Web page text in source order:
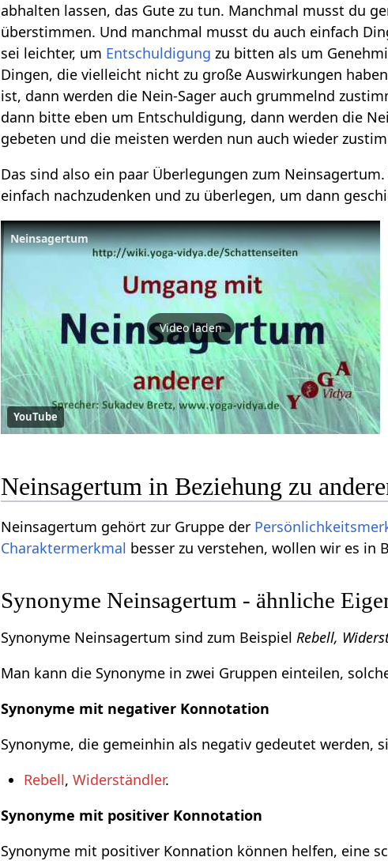
abhalten lassen, das Gute zu tun. Manchmal musst du
überstimmen. Und manchmal musst du auch einfach
sei leichter, um Entschuldigung zu bitten als um
Dingen, die vielleicht nicht zu große Auswirkungen
ist, dann werden die Nein-Sager auch grummelnd
dann bitte eben um Entschuldigung, dann werden die
gebeten und die meisten werden nun auch wieder
Das sind also ein paar Überlegungen zum
einfach nachzudenken und zu überlegen, um dann
Neinsagertum
Video laden
YouTube
Neinsagertum in Beziehung zu
Neinsagertum gehört zur Gruppe der
Charaktermerkmal besser zu verstehen, wollen wir es in
Synonyme Neinsagertum - ähnliche
Synonyme Neinsagertum sind zum Beispiel Rebell,
Man kann die Synonyme in zwei Gruppen einteilen,
Synonyme mit negativer Konnotation
Synonyme, die gemeinhin als negativ gedeutet werden,
Rebell,Widerständler.
Synonyme mit positiver Konnotation
Synonyme mit positiver Konnation können helfen, eine